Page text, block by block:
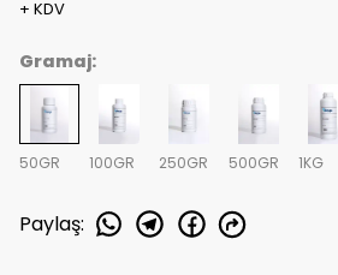
+ KDV
Gramaj:
50GR 100GR 250GR 500GR 1KG
Paylaş: